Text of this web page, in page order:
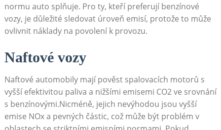
normu auto splňuje. ​Pro ty, kteří ‌preferují ⁢benzínové
vozy, je ⁤důležité ⁤sledovat⁣ úroveň emisí, protože ⁣to může
ovlivnit ⁣náklady na ​povolení k provozu.
Naftové vozy
Naftové automobily​ mají pověst spalovacích motorů s
vyšší efektivitou paliva ‌a nižšími emisemi CO2 ve srovnání
s benzínovými.Nicméně, jejich ⁢nevýhodou ⁤jsou vyšší⁤
emise⁢ NOx‌ a pevných částic, což může ​být problém v